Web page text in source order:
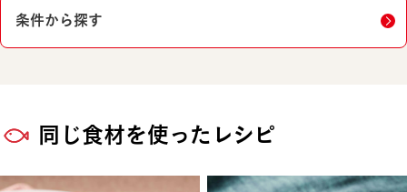
条件から探す
同じ食材を使ったレシピ